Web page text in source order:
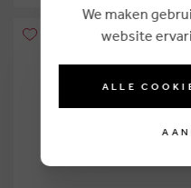
We maken
website
ALLE